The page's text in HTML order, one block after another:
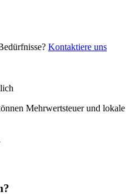
Kontaktiere uns
Mehrwertsteuer und lokale